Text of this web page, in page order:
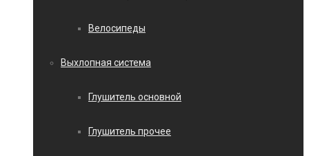
Велосипеды
Выхлопная система
Глушитель основной
Глушитель прочее